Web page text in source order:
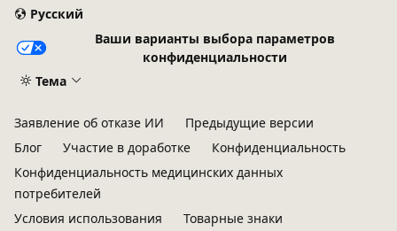
Русский
Ваши варианты выбора параметров
конфиденциальности
Тема
Заявление об отказе ИИ
Предыдущие версии
Блог
Участие в доработке
Конфиденциальность
Конфиденциальность медицинских данных
потребителей
Условия использования
Товарные знаки